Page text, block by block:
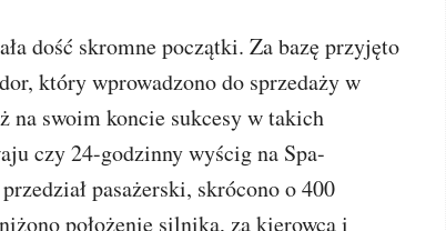
dość skromne początki. Za bazę przyjęto
który wprowadzono do sprzedaży w
na swoim koncie sukcesy w takich
czy 24-godzinny wyścig na Spa-
pasażerski, skrócono o 400
położenie silnika, za kierowcą i